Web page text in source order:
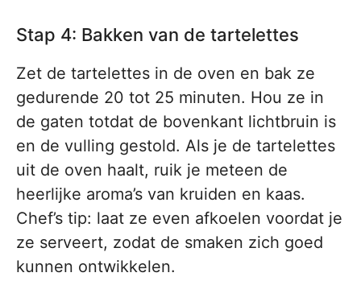
Stap 4: Bakken van de tartelettes
Zet de tartelettes in de oven en bak ze
gedurende 20 tot 25 minuten. Hou ze in
de gaten totdat de bovenkant lichtbruin is
en de vulling gestold. Als je de tartelettes
uit de oven haalt, ruik je meteen de
heerlijke aroma’s van kruiden en kaas.
Chef’s tip: laat ze even afkoelen voordat je
ze serveert, zodat de smaken zich goed
kunnen ontwikkelen.